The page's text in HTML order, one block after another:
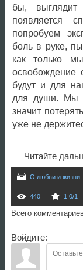
бы,
появляется
попробуем
боль в руке,
как только
будут и для
для души. Мы
значит
уже не
Читайте
О любви и жизни
440 1.0/1
Всего
Войдите: